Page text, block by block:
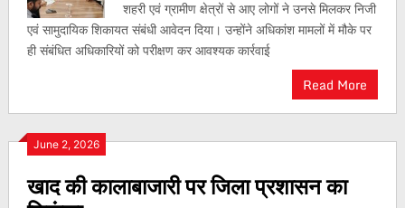
शहरी एवं ग्रामीण क्षेत्रों से आए लोगों ने उनसे मिलकर निजी
एवं सामुदायिक शिकायत संबंधी आवेदन दिया। उन्होंने अधिकांश मामलों में मौके पर
ही संबंधित अधिकारियों को परीक्षण कर आवश्यक कार्रवाई
Read More
June 2, 2026
खाद की कालाबाजारी पर जिला प्रशासन का